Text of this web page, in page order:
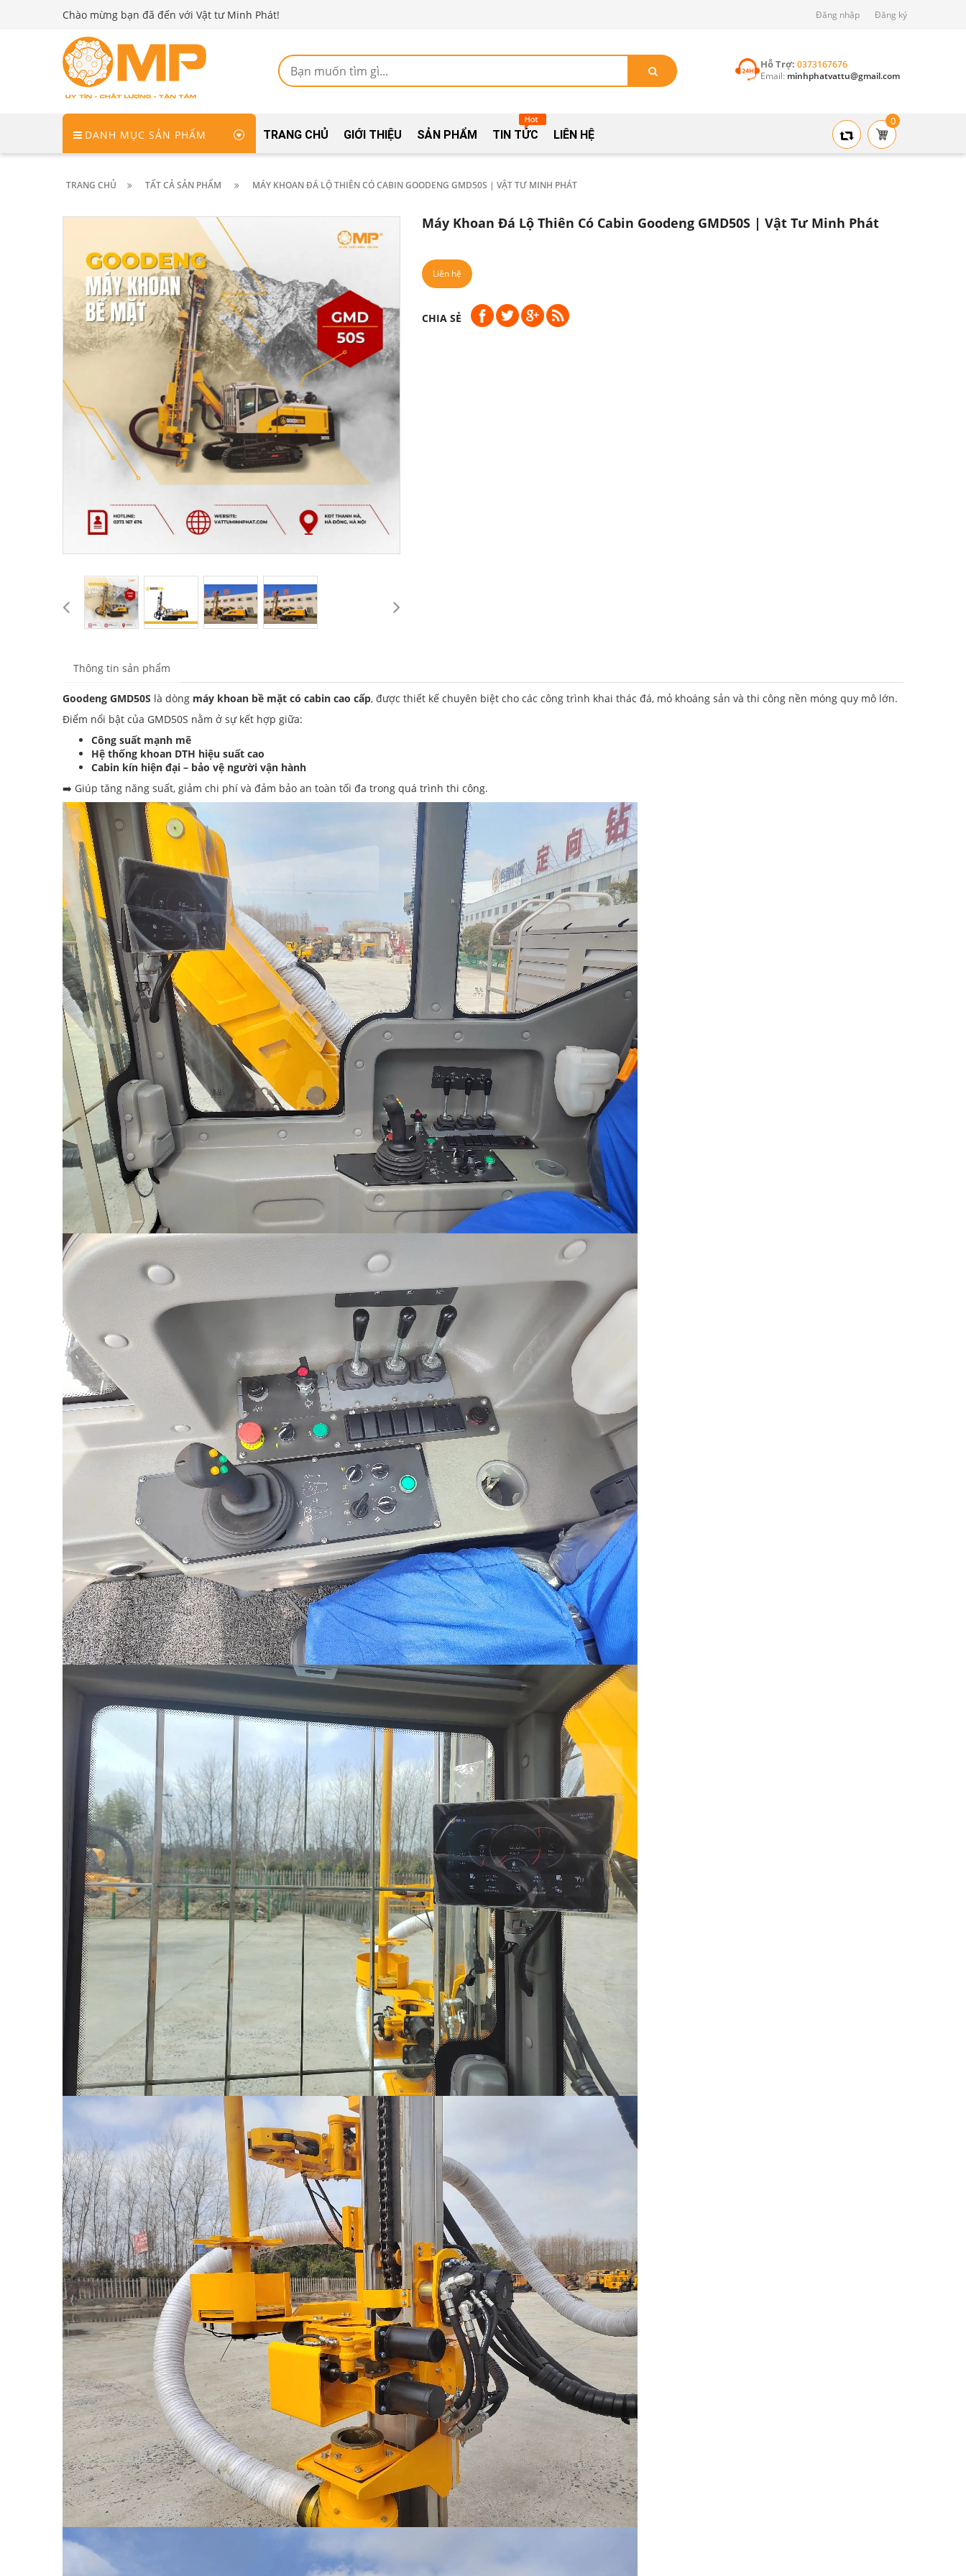
Chào mừng bạn đã đến với Vật tư Minh Phát! Đăng nhập Đăng ký
Hỗ Trợ:0373167676
Email: minhphatvattu@gmail.com
DANH MỤC SẢN PHẨM TRANG CHỦ GIỚI THIỆU SẢN PHẨM TIN TỨC LIÊN HỆ
0
TRANG CHỦ TẤT CẢ SẢN PHẨM MÁY KHOAN ĐÁ LỘ THIÊN CÓ CABIN GOODENG GMD50S | VẬT TƯ MINH PHÁT
Máy Khoan Đá Lộ Thiên Có Cabin Goodeng GMD50S | Vật Tư Minh Phát
Liên hệ
CHIA SẺ
Thông tin sản phẩm
Goodeng GMD50S là dòng máy khoan bề mặt có cabin cao cấp, được thiết kế chuyên biệt cho các công trình khai thác đá, mỏ khoáng sản và thi công nền móng quy mô lớn.
Điểm nổi bật của GMD50S nằm ở sự kết hợp giữa:
Công suất mạnh mẽ
Hệ thống khoan DTH hiệu suất cao
Cabin kín hiện đại – bảo vệ người vận hành
➡️ Giúp tăng năng suất, giảm chi phí và đảm bảo an toàn tối đa trong quá trình thi công.